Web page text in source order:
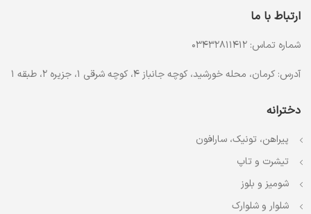
ارتباط با ما
شماره تماس: 03432811412
آدرس: کرمان، محله خورشید، کوچه جانباز 4، کوچه شرقی 1، جزیره 2، طبقه 1
دخترانه
پیراهن، تونیک، سارافون
تیشرت و تاپ
شومیز و بلوز
شلوار و شلوارک